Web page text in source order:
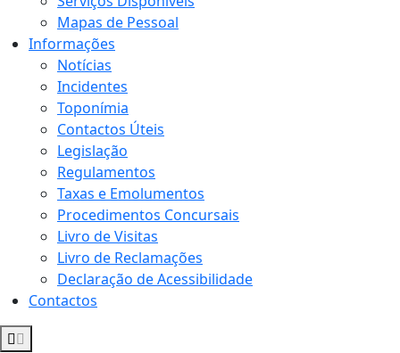
Mapas de Pessoal
Informações
Notícias
Incidentes
Toponímia
Contactos Úteis
Legislação
Regulamentos
Taxas e Emolumentos
Procedimentos Concursais
Livro de Visitas
Livro de Reclamações
Declaração de Acessibilidade
Contactos